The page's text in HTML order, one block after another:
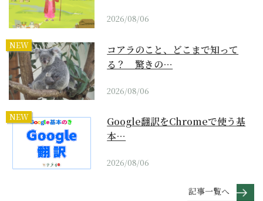
2026/08/06
NEW
コアラのこと、どこまで知って
る？ 驚きの…
2026/08/06
NEW
Google翻訳をChromeで使う基
本…
2026/08/06
記事一覧へ